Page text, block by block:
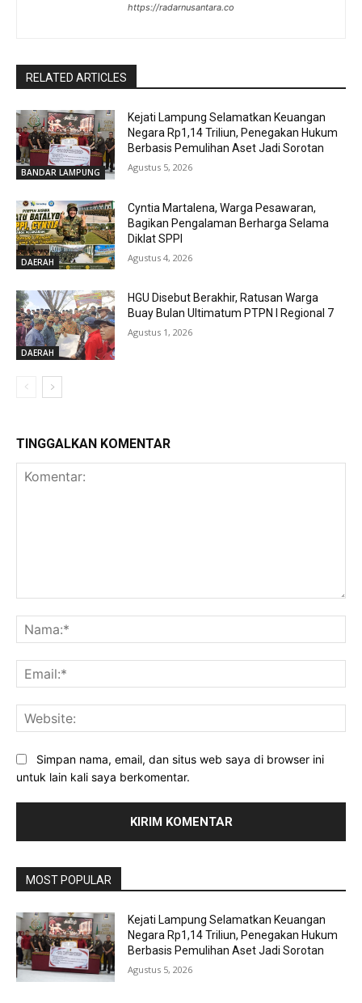
https://radarnusantara.co
RELATED ARTICLES
BANDAR LAMPUNG
Kejati Lampung Selamatkan Keuangan
Negara Rp1,14 Triliun, Penegakan Hukum
Berbasis Pemulihan Aset Jadi Sorotan
Agustus 5, 2026
DAERAH
Cyntia Martalena, Warga Pesawaran,
Bagikan Pengalaman Berharga Selama
Diklat SPPI
Agustus 4, 2026
DAERAH
HGU Disebut Berakhir, Ratusan Warga
Buay Bulan Ultimatum PTPN I Regional 7
Agustus 1, 2026
TINGGALKAN KOMENTAR
Simpan nama, email, dan situs web saya di browser ini
untuk lain kali saya berkomentar.
MOST POPULAR
Kejati Lampung Selamatkan Keuangan
Negara Rp1,14 Triliun, Penegakan Hukum
Berbasis Pemulihan Aset Jadi Sorotan
Agustus 5, 2026